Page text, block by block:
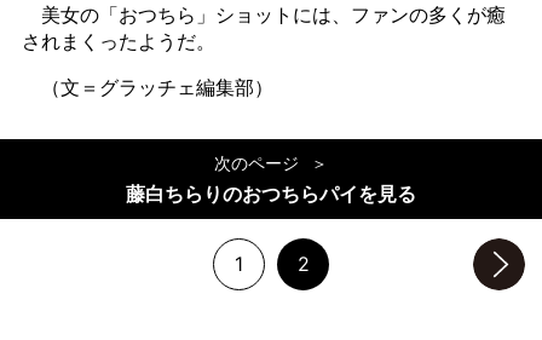
美女の「おつちら」ショットには、ファンの多くが癒
されまくったようだ。
（文＝グラッチェ編集部）
次のページ
藤白ちらりのおつちらパイを見る
1 2